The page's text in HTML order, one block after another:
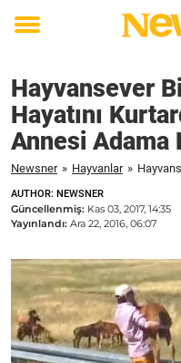
Toggle
Hayvansever
Hayatını
Annesi Adama
Newsner » Hayvanlar »
AUTHOR: NEWSNER
Güncellenmiş: Kas 03, 2017, 14:35
Yayınlandı: Ara 22, 2016, 06:07